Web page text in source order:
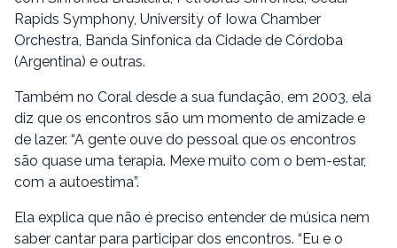
Rapids Symphony, University of Iowa Chamber
Orchestra, Banda Sinfonica da Cidade de Córdoba
(Argentina) e outras.
Também no Coral desde a sua fundação, em 2003, ela
diz que os encontros são um momento de amizade e
de lazer. “A gente ouve do pessoal que os encontros
são quase uma terapia. Mexe muito com o bem-estar,
com a autoestima”.
Ela explica que não é preciso entender de música nem
saber cantar para participar dos encontros. “Eu e o